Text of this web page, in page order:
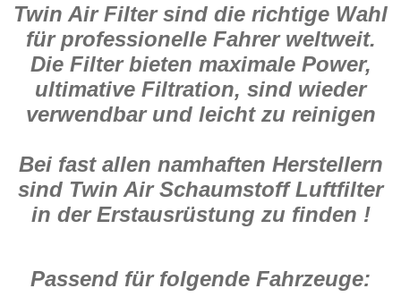
Twin Air Filter sind die richtige Wahl
für professionelle Fahrer weltweit.
Die Filter bieten maximale Power,
ultimative Filtration, sind wieder
verwendbar und leicht zu reinigen
Bei fast allen namhaften Herstellern
sind Twin Air Schaumstoff Luftfilter
in der Erstausrüstung zu finden !
Passend für folgende Fahrzeuge: